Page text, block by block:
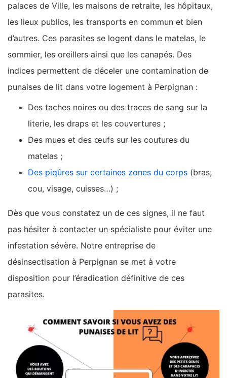
palaces de Ville, les maisons de retraite, les hôpitaux,
les lieux publics, les transports en commun et bien
d’autres. Ces parasites se logent dans le matelas, le
sommier, les oreillers ainsi que les canapés. Des
indices permettent de déceler une contamination de
punaises de lit dans votre logement à Perpignan :
Des taches noires ou des traces de sang sur la
literie, les draps et les couvertures ;
Des mues et des œufs sur les coutures du
matelas ;
Des piqûres sur certaines zones du corps (bras,
cou, visage, cuisses…) ;
Dès que vous constatez un de ces signes, il ne faut
pas hésiter à contacter un spécialiste pour éviter une
infestation sévère. Notre entreprise de
désinsectisation à Perpignan se met à votre
disposition pour l’éradication définitive de ces
parasites.